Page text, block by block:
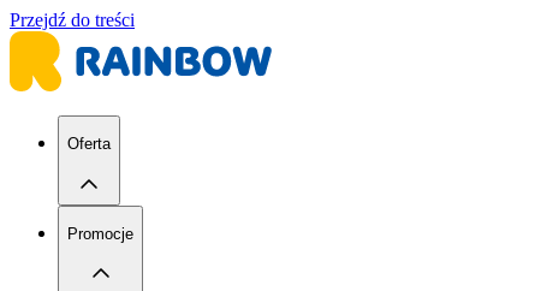
Przejdź do treści
Oferta
Promocje